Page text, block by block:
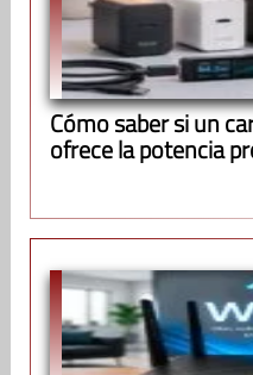
Cómo saber si un
ofrece la potencia